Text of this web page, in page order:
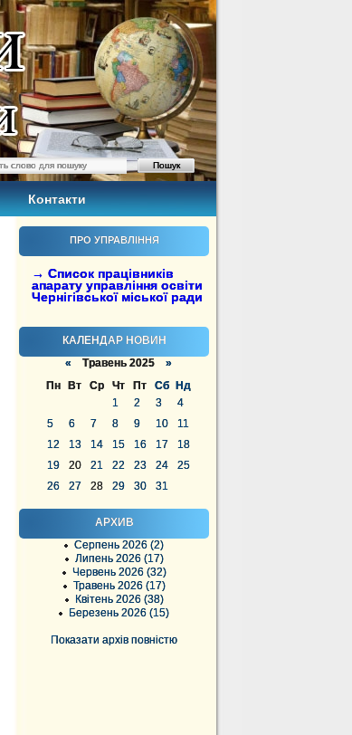
Контакти
ПРО УПРАВЛІННЯ
→ Список працівників
апарату управління освіти
Чернігівської міської ради
КАЛЕНДАР НОВИН
« Травень 2025 »
Пн
Вт Ср Чт Пт Сб
Нд
1
2 3
4
5
6 7 8 9 10
11
12
13 14 15 16 17
18
19
20 21 22 23 24
25
26
27 28 29 30 31
АРХИВ
Серпень 2026 (2)
Липень 2026 (17)
Червень 2026 (32)
Травень 2026 (17)
Квітень 2026 (38)
Березень 2026 (15)
Показати архів повністю